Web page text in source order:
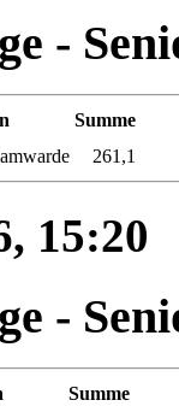
-
Summe
261,1
15:20
-
Summe